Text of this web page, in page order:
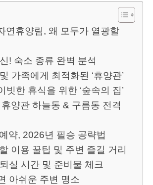
연휴양림, 왜 모두가 열광할
! 숙소 종류 완벽 분석
가족에게 최적화된 ‘휴양관’
빗한 휴식을 위한 ‘숲속의 집’
양관 하늘동 & 구름동 전격
약, 2026년 필승 공략법
이용 꿀팁 및 주변 즐길 거리
실 시간 및 준비물 체크
아쉬운 주변 명소